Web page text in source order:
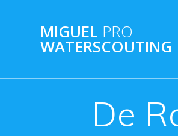
MIGUEL PRO
WATERSCOUTING
De